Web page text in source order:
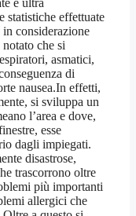
statistiche effettuate
considerazione
che si
asmatici,
di
nausea.In effetti,
si sviluppa un
l’area e dove,
esse
dagli impiegati.
disastrose,
trascorrono oltre
più importanti
allergici che